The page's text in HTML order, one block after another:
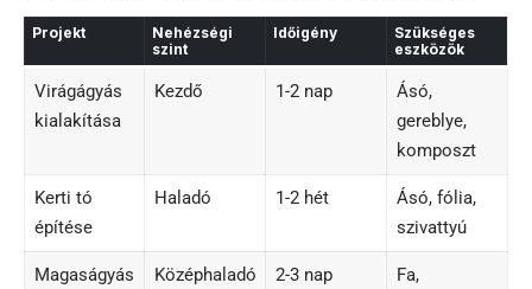
Projekt
Nehézségi
szint
Időigény
Szükséges
eszközök
Virágágyás
kialakítása
Kezdő 1-2 nap
Ásó,
gereblye,
komposzt
Kerti tó
építése
Haladó 1-2 hét
Ásó, fólia,
szivattyú
Magaságyás
Középhaladó 2-3 nap
Fa,